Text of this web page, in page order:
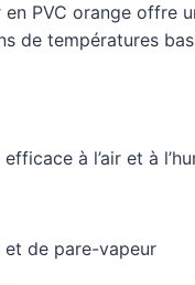
PVC orange offre
de températures
à l’air et à
et de pare-vapeur